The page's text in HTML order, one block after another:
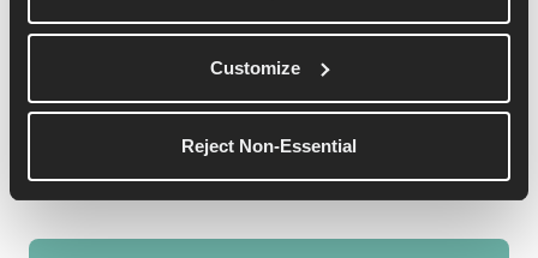
Customize
Reject Non-Essential
Veja mais detalhes